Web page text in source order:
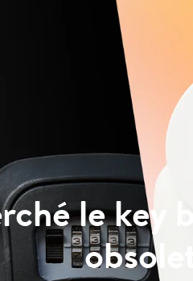
le key
obsolete